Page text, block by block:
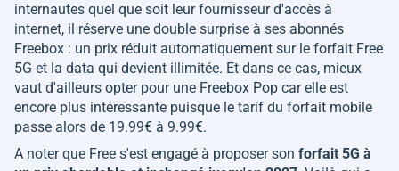
internautes quel que soit leur fournisseur d'accès à
internet, il réserve une double surprise à ses abonnés
Freebox : un prix réduit automatiquement sur le forfait Free
5G et la data qui devient illimitée. Et dans ce cas, mieux
vaut d'ailleurs opter pour une Freebox Pop car elle est
encore plus intéressante puisque le tarif du forfait mobile
passe alors de 19.99€ à 9.99€.
A noter que Free s'est engagé à proposer son forfait 5G à